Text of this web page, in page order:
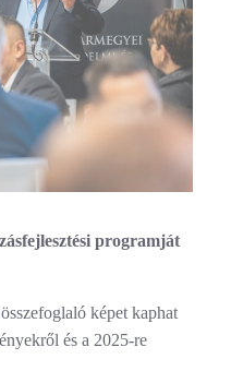
programját
képet kaphat
és a 2025-re